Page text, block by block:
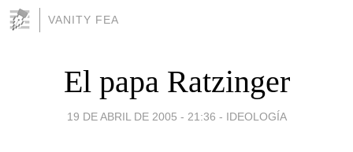
VANITY FEA
El papa Ratzinger
19 DE ABRIL DE 2005 - 21:36 - IDEOLOGÍA